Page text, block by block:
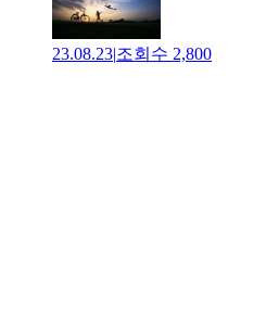
23.08.23|조회수 2,800